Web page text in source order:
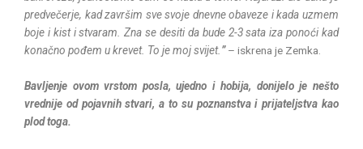
predvečerje, kad završim sve svoje dnevne obaveze i kada uzmem
boje i kist i stvaram. Zna se desiti da bude 2-3 sata iza ponoći kad
konačno pođem u krevet. To je moj svijet.”– iskrena je Zemka.
Bavljenje ovom vrstom posla, ujedno i hobija, donijelo je nešto
vrednije od pojavnih stvari, a to su poznanstva i prijateljstva kao
plod toga.